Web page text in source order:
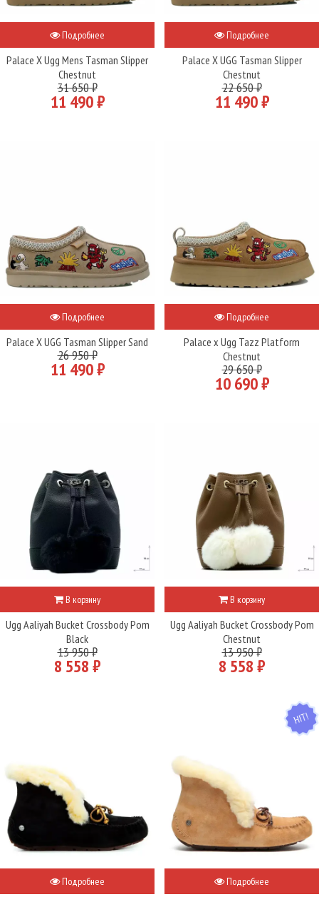
Подробнее
Palace X Ugg Mens Tasman Slipper
Chestnut
31 650 ₽
11 490 ₽
Подробнее
Palace X UGG Tasman Slipper
Chestnut
22 650 ₽
11 490 ₽
Подробнее
Palace X UGG Tasman Slipper Sand
26 950 ₽
11 490 ₽
Подробнее
Palace x Ugg Tazz Platform
Chestnut
29 650 ₽
10 690 ₽
В корзину
Ugg Aaliyah Bucket Crossbody Pom
Black
13 950 ₽
8 558 ₽
В корзину
Ugg Aaliyah Bucket Crossbody Pom
Chestnut
13 950 ₽
8 558 ₽
Подробнее
HIT
Подробнее